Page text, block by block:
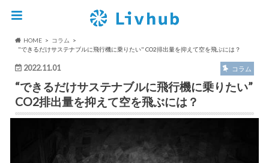
HOME
コラム
"できるだけサステナブルに飛行機に乗りたい" CO2排出量を抑えて空を飛ぶには？
2022.11.01 コラム
“できるだけサステナブルに飛行機に乗りたい”
CO2排出量を抑えて空を飛ぶには？